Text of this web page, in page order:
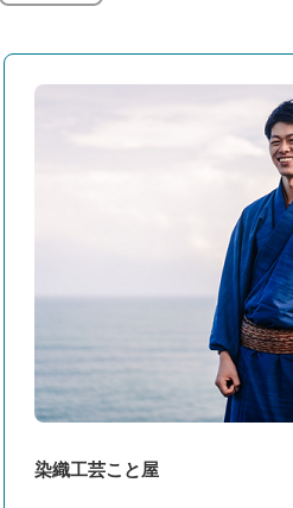
染織工芸こと屋